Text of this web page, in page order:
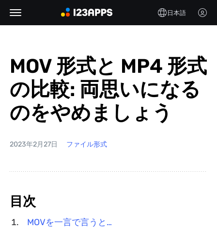
日本語
MOV 形式と MP4 形式
の比較: 両思いになる
のをやめましょう
2023年2月27日 ファイル形式
目次
MOVを一言で言うと…